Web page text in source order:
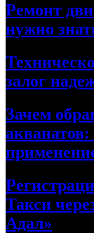
Ремонт
нужно
залог
Зачем
Такси
Адал»